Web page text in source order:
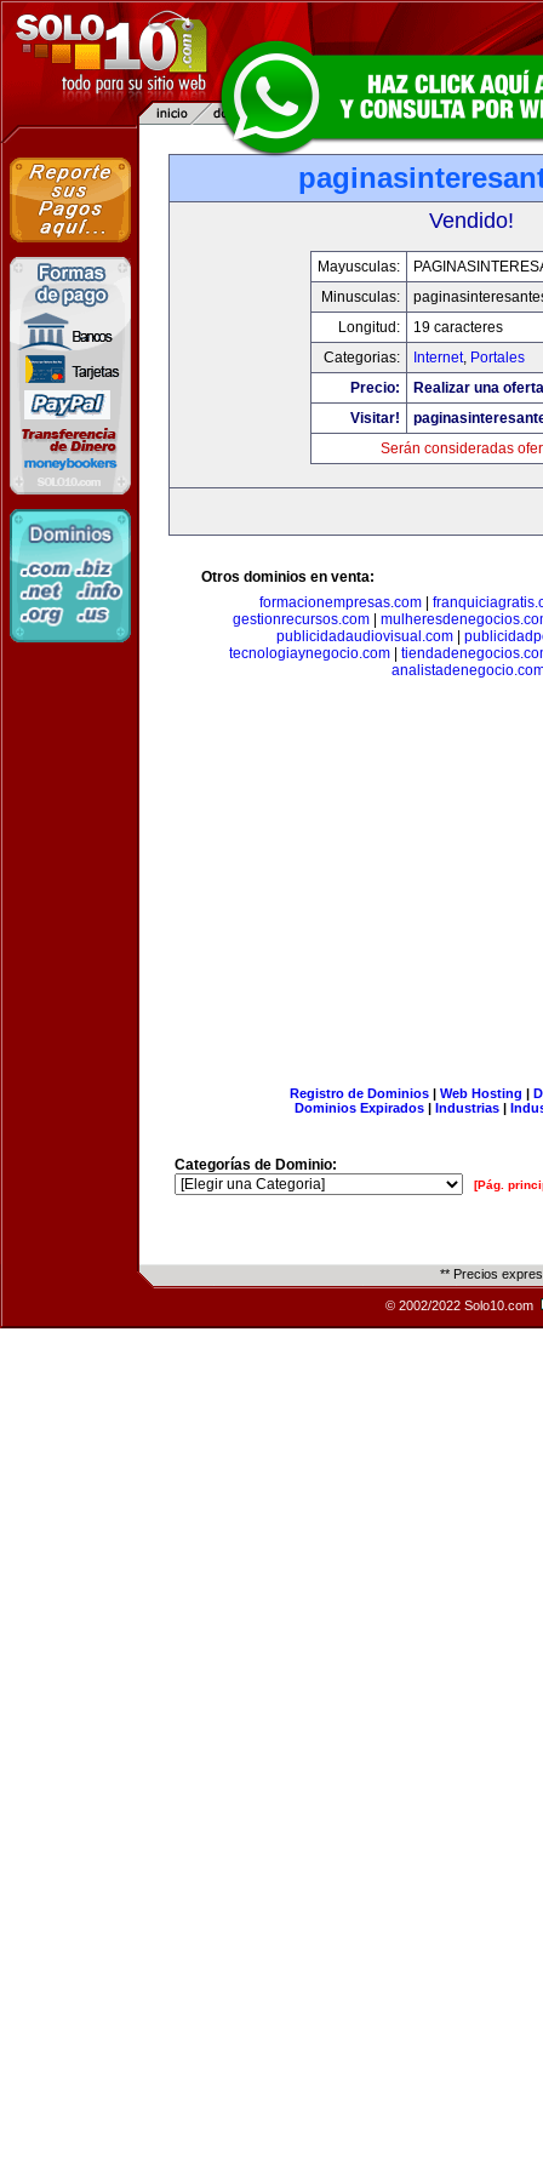
Vendido!
Mayusculas:
Minusculas:
Longitud:
19 caracteres
Categorias:
Internet, Portales
Precio:
Realizar una
Visitar!
Serán consideradas
Otros dominios en venta:
formacionempresas.com|
gestionrecursos.com|
publicidadaudiovisual.com|
tecnologiaynegocio.com
Registro de Dominios| Web Hosting |
Dominios Expirados | Industrias |
Categorías de Dominio:
[Pág.
** Precios
© 2002/2022 Solo10.com